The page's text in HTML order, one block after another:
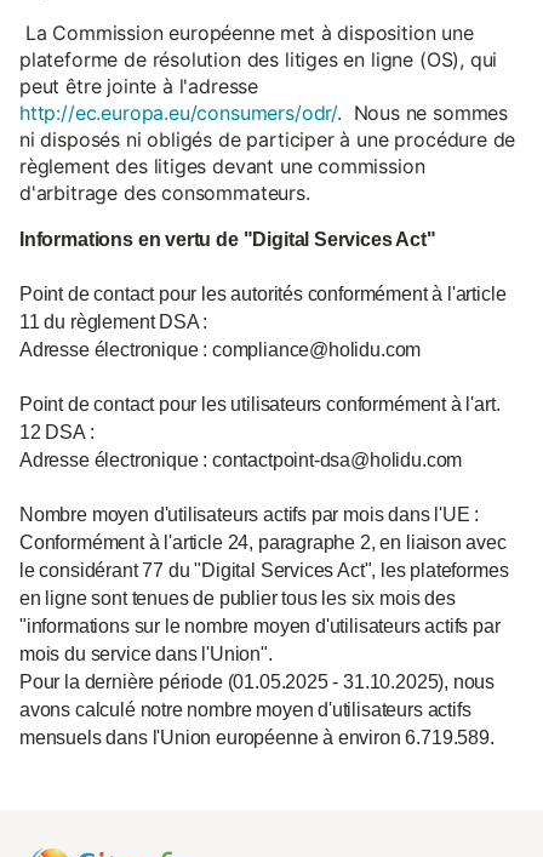
La Commission européenne met à disposition une
plateforme de résolution des litiges en ligne (OS), qui
peut être jointe à l'adresse
http://ec.europa.eu/consumers/odr/. Nous ne sommes
ni disposés ni obligés de participer à une procédure de
règlement des litiges devant une commission
d'arbitrage des consommateurs.
Informations en vertu de "Digital Services Act"
Point de contact pour les autorités conformément à l'article
11 du règlement DSA :
Adresse électronique : compliance@holidu.com
Point de contact pour les utilisateurs conformément à l'art.
12 DSA :
Adresse électronique : contactpoint-dsa@holidu.com
Nombre moyen d'utilisateurs actifs par mois dans l'UE :
Conformément à l'article 24, paragraphe 2, en liaison avec
le considérant 77 du "Digital Services Act", les plateformes
en ligne sont tenues de publier tous les six mois des
"informations sur le nombre moyen d'utilisateurs actifs par
mois du service dans l'Union".
Pour la dernière période (01.05.2025 - 31.10.2025), nous
avons calculé notre nombre moyen d'utilisateurs actifs
mensuels dans l'Union européenne à environ 6.719.589.